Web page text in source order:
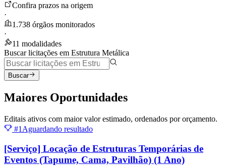
Confira prazos na origem
·
1.738 órgãos monitorados
·
11 modalidades
Buscar licitações em Estrutura Metálica
Buscar
Maiores Oportunidades
Editais ativos com maior valor estimado, ordenados por orçamento.
#1 Aguardando resultado
[Serviço] Locação de Estruturas Temporárias de
Eventos (Tapume, Cama, Pavilhão) (1 Ano)